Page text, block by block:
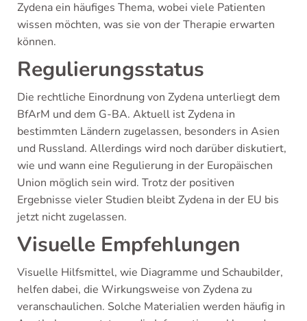
Zydena ein häufiges Thema, wobei viele Patienten
wissen möchten, was sie von der Therapie erwarten
können.
Regulierungsstatus
Die rechtliche Einordnung von Zydena unterliegt dem
BfArM und dem G-BA. Aktuell ist Zydena in
bestimmten Ländern zugelassen, besonders in Asien
und Russland. Allerdings wird noch darüber diskutiert,
wie und wann eine Regulierung in der Europäischen
Union möglich sein wird. Trotz der positiven
Ergebnisse vieler Studien bleibt Zydena in der EU bis
jetzt nicht zugelassen.
Visuelle Empfehlungen
Visuelle Hilfsmittel, wie Diagramme und Schaubilder,
helfen dabei, die Wirkungsweise von Zydena zu
veranschaulichen. Solche Materialien werden häufig in